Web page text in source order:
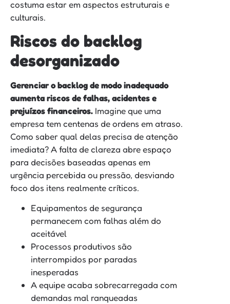
costuma estar em aspectos estruturais e
culturais.
Riscos do backlog
desorganizado
Gerenciar o backlog de modo inadequado
aumenta riscos de falhas, acidentes e
prejuízos financeiros. Imagine que uma
empresa tem centenas de ordens em atraso.
Como saber qual delas precisa de atenção
imediata? A falta de clareza abre espaço
para decisões baseadas apenas em
urgência percebida ou pressão, desviando
foco dos itens realmente críticos.
Equipamentos de segurança
permanecem com falhas além do
aceitável
Processos produtivos são
interrompidos por paradas
inesperadas
A equipe acaba sobrecarregada com
demandas mal ranqueadas